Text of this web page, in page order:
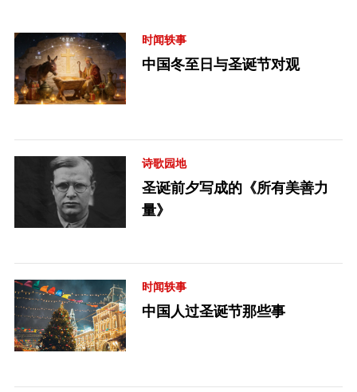
时闻轶事
中国冬至日与圣诞节对观
诗歌园地
圣诞前夕写成的《所有美善力
量》
时闻轶事
中国人过圣诞节那些事